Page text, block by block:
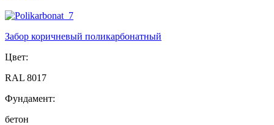
Забор коричневый поликарбонатный
Цвет:
RAL 8017
Фундамент:
бетон